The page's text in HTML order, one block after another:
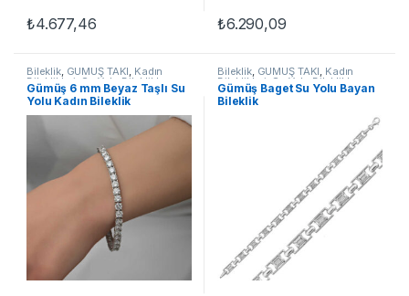
₺4.677,46 ₺6.290,09
Bileklik, GÜMÜŞ TAKI, Kadın
Bileklikleri Su Yolu Bileklikler
Gümüş 6 mm Beyaz Taşlı Su
Yolu Kadın Bileklik
Bileklik, GÜMÜŞ TAKI, Kadın
Bileklikleri Su Yolu Bileklikler
Gümüş Baget Su Yolu Bayan
Bileklik